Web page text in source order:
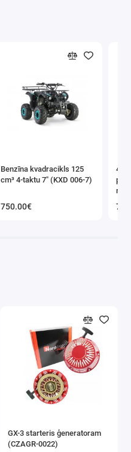
Benzīna kvadracikls 125
cm³ 4-taktu 7" (KXD 006-7)
750.00€
4T
GX-3 starteris ģeneratoram
(CZAGR-0022)